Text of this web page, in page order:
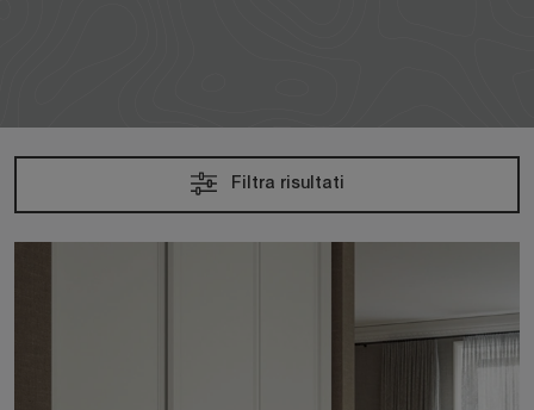
Filtra risultati